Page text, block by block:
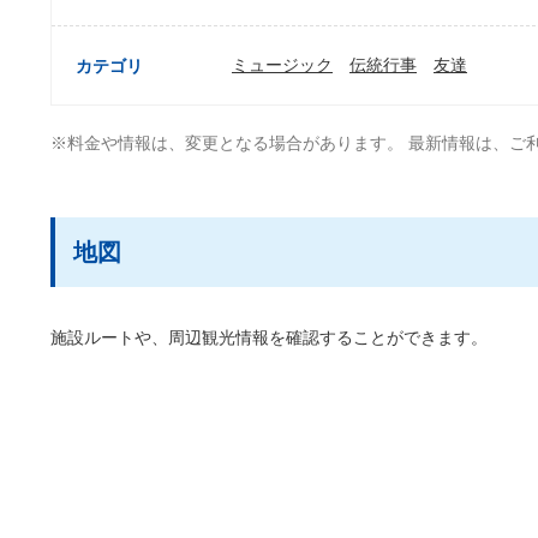
カテゴリ ミュージック 伝統行事 友達
※料金や情報は、変更となる場合があります。 最新情報は、ご
地図
施設ルートや、周辺観光情報を確認することができます。